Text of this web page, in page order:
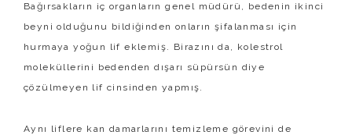
Bağırsakların iç organların genel müdürü, bedenin ikinci
beyni olduğunu bildiğinden onların şifalanması için
hurmaya yoğun lif eklemiş. Birazını da, kolestrol
moleküllerini bedenden dışarı süpürsün diye
çözülmeyen lif cinsinden yapmış.
Aynı liflere kan damarlarını temizleme görevini de